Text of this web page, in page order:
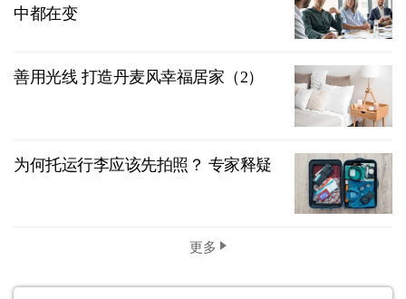
中都在变
善用光线 打造丹麦风幸福居家（2）
为何托运行李应该先拍照？ 专家释疑
更多